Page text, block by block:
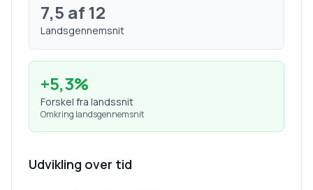
7,5 af 12
Landsgennemsnit
+5,3%
Forskel fra landssnit
Omkring landsgennemsnit
Udvikling over tid